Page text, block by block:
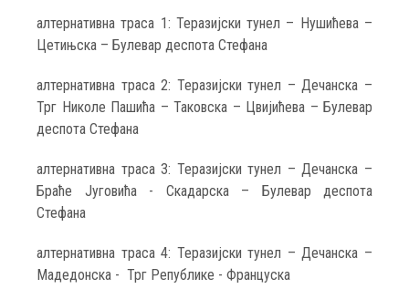
алтернативна траса 1: Теразијски тунел – Нушићева –
Цетињска – Булевар деспота Стефана
алтернативна траса 2: Теразијски тунел – Дечанска –
Трг Николе Пашића – Таковска – Цвијићева – Булевар
деспота Стефана
алтернативна траса 3: Теразијски тунел – Дечанска –
Браће Југовића - Скадарска – Булевар деспота
Стефана
алтернативна траса 4: Теразијски тунел – Дечанска –
Мадедонска - Трг Републике - Француска